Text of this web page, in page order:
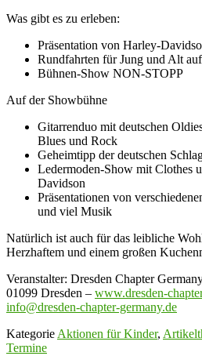
Was gibt es zu erleben:
Präsentation von Harley-
Rundfahrten für Jung und Alt
Bühnen-Show NON-STOPP
Auf der Showbühne
Gitarrenduo mit deutschen
Blues und Rock
Geheimtipp der deutschen
Ledermoden-Show mit Clothes
Davidson
Präsentationen von
und viel Musik
Natürlich ist auch für das leibliche
Herzhaftem und einem großen
Veranstalter: Dresden Chapter
01099 Dresden – www.dresden-
info@dresden-chapter-germany.de
Kategorie Aktionen für Kinder,
Termine